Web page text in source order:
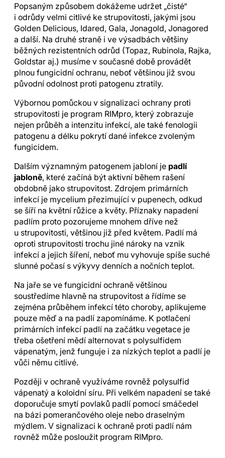
Popsaným způsobem dokážeme udržet „čisté“
i odrůdy velmi citlivé ke strupovitosti, jakými jsou
Golden Delicious, Idared, Gala, Jonagold, Jonagored
a další. Na druhé straně i ve výsadbách většiny
běžných rezistentních odrůd (Topaz, Rubinola, Rajka,
Goldstar aj.) musíme v současné době provádět
plnou fungicidní ochranu, neboť většinou již svou
původní odolnost proti patogenu ztratily.
Výbornou pomůckou v signalizaci ochrany proti
strupovitosti je program RIMpro, který zobrazuje
nejen průběh a intenzitu infekcí, ale také fenologii
patogenu a délku pokrytí dané infekce zvoleným
fungicidem.
Dalším významným patogenem jabloní je padlí
jabloně, které začíná být aktivní během rašení
obdobně jako strupovitost. Zdrojem primárních
infekcí je mycelium přezimující v pupenech, odkud
se šíří na květní růžice a květy. Příznaky napadení
padlím proto pozorujeme mnohem dříve než
u strupovitosti, většinou již před květem. Padlí má
oproti strupovitosti trochu jiné nároky na vznik
infekcí a jejich šíření, neboť mu vyhovuje spíše suché
slunné počasí s výkyvy denních a nočních teplot.
Na jaře se ve fungicidní ochraně většinou
soustředíme hlavně na strupovitost a řídíme se
zejména průběhem infekcí této choroby, aplikujeme
pouze měď a na padlí zapomínáme. K potlačení
primárních infekcí padlí na začátku vegetace je
třeba ošetření mědí alternovat s polysulfidem
vápenatým, jenž funguje i za nízkých teplot a padlí je
vůči němu citlivé.
Později v ochraně využíváme rovněž polysulfid
vápenatý a koloidní síru. Při velkém napadení se také
doporučuje smytí povlaků padlí pomocí smáčedel
na bázi pomerančového oleje nebo draselným
mýdlem. V signalizaci k ochraně proti padlí nám
rovněž může posloužit program RIMpro.